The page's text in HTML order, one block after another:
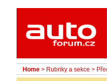
Home > Rubriky a sekce >